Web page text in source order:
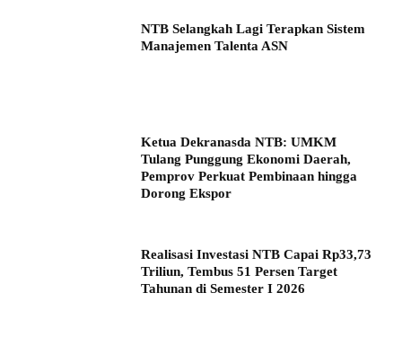
NTB Selangkah Lagi Terapkan Sistem
Manajemen Talenta ASN
Ketua Dekranasda NTB: UMKM
Tulang Punggung Ekonomi Daerah,
Pemprov Perkuat Pembinaan hingga
Dorong Ekspor
Realisasi Investasi NTB Capai Rp33,73
Triliun, Tembus 51 Persen Target
Tahunan di Semester I 2026